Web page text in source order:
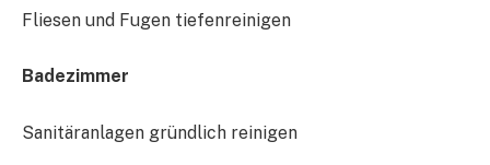
Fliesen und Fugen tiefenreinigen
Badezimmer
Sanitäranlagen gründlich reinigen